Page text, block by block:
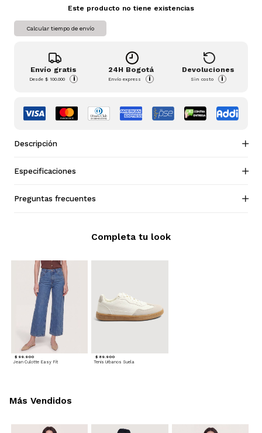
Este producto no tiene existencias
Calcular tiempo de envío
Envío gratis
Desde$ 100.000 i
24H Bogotá
Envío express i
Devoluciones
Sin costo i
Descripción
Especificaciones
Preguntas frecuentes
$ 99.900
Jean Culotte Easy Fit
$ 89.900
Tenis Urbanos Suela
Completa tu look
Más Vendidos